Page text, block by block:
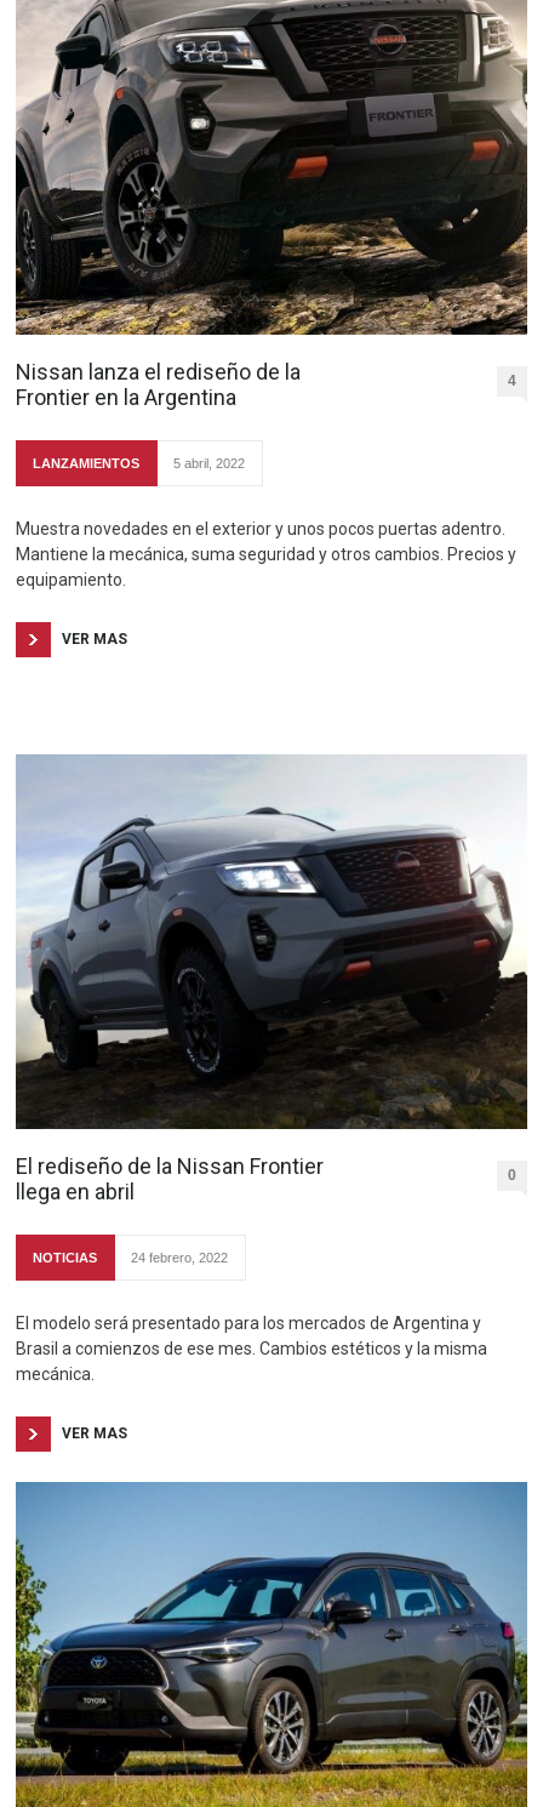
Nissan lanza el rediseño de la
Frontier en la Argentina
4
LANZAMIENTOS 5 abril, 2022
Muestra novedades en el exterior y unos pocos puertas adentro.
Mantiene la mecánica, suma seguridad y otros cambios. Precios y
equipamiento.
VER MAS
El rediseño de la Nissan Frontier
llega en abril
0
NOTICIAS 24 febrero, 2022
El modelo será presentado para los mercados de Argentina y
Brasil a comienzos de ese mes. Cambios estéticos y la misma
mecánica.
VER MAS